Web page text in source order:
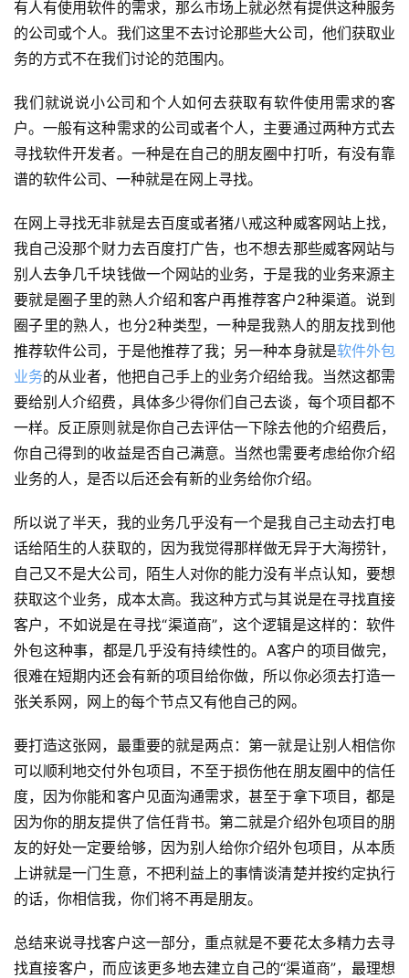
首
页
关
于
案
例
服
务
H
开
发
有人有使用软件的需求，那么市场上就必然有提供这种服务
的公司或个人。我们这里不去讨论那些大公司，他们获取业
务的方式不在我们讨论的范围内。
我们就说说小公司和个人如何去获取有软件使用需求的客
户。一般有这种需求的公司或者个人，主要通过两种方式去
寻找软件开发者。一种是在自己的朋友圈中打听，有没有靠
谱的软件公司、一种就是在网上寻找。
在网上寻找无非就是去百度或者猪八戒这种威客网站上找，
我自己没那个财力去百度打广告，也不想去那些威客网站与
别人去争几千块钱做一个网站的业务，于是我的业务来源主
要就是圈子里的熟人介绍和客户再推荐客户2种渠道。说到
圈子里的熟人，也分2种类型，一种是我熟人的朋友找到他
推荐软件公司，于是他推荐了我；另一种本身就是软件外包
业务的从业者，他把自己手上的业务介绍给我。当然这都需
要给别人介绍费，具体多少得你们自己去谈，每个项目都不
一样。反正原则就是你自己去评估一下除去他的介绍费后，
你自己得到的收益是否自己满意。当然也需要考虑给你介绍
业务的人，是否以后还会有新的业务给你介绍。
所以说了半天，我的业务几乎没有一个是我自己主动去打电
话给陌生的人获取的，因为我觉得那样做无异于大海捞针，
自己又不是大公司，陌生人对你的能力没有半点认知，要想
获取这个业务，成本太高。我这种方式与其说是在寻找直接
客户，不如说是在寻找“渠道商”，这个逻辑是这样的：软件
外包这种事，都是几乎没有持续性的。A客户的项目做完，
很难在短期内还会有新的项目给你做，所以你必须去打造一
张关系网，网上的每个节点又有他自己的网。
要打造这张网，最重要的就是两点：第一就是让别人相信你
可以顺利地交付外包项目，不至于损伤他在朋友圈中的信任
度，因为你能和客户见面沟通需求，甚至于拿下项目，都是
因为你的朋友提供了信任背书。第二就是介绍外包项目的朋
友的好处一定要给够，因为别人给你介绍外包项目，从本质
上讲就是一门生意，不把利益上的事情谈清楚并按约定执行
的话，你相信我，你们将不再是朋友。
总结来说寻找客户这一部分，重点就是不要花太多精力去寻
找直接客户，而应该更多地去建立自己的“渠道商”，最理想